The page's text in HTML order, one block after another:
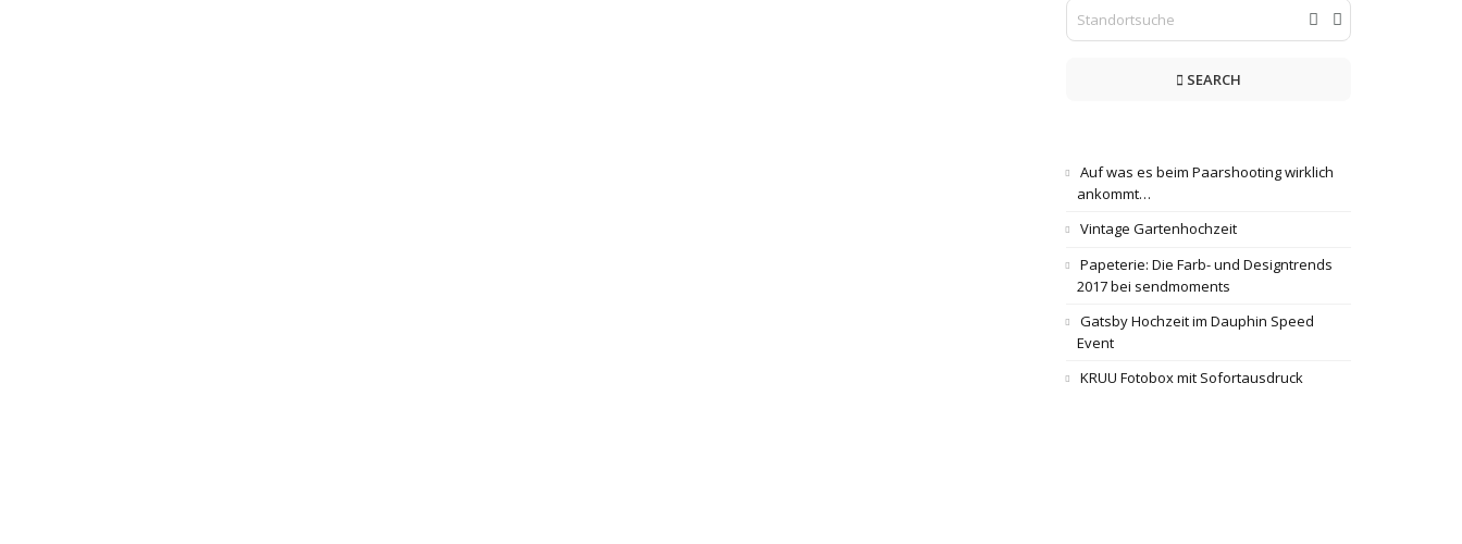
SEARCH
Auf was es beim Paarshooting wirklich
ankommt…
Vintage Gartenhochzeit
Papeterie: Die Farb- und Designtrends
2017 bei sendmoments
Gatsby Hochzeit im Dauphin Speed
Event
KRUU Fotobox mit Sofortausdruck